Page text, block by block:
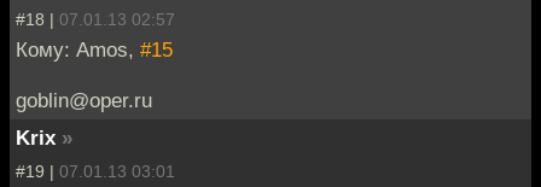
#18 | 07.01.13 02:57
Кому: Amos, #15
goblin@oper.ru
Krix »
#19 | 07.01.13 03:01